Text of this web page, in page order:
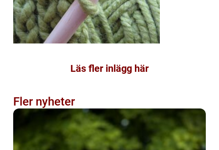
Läs fler inlägg här
Fler nyheter